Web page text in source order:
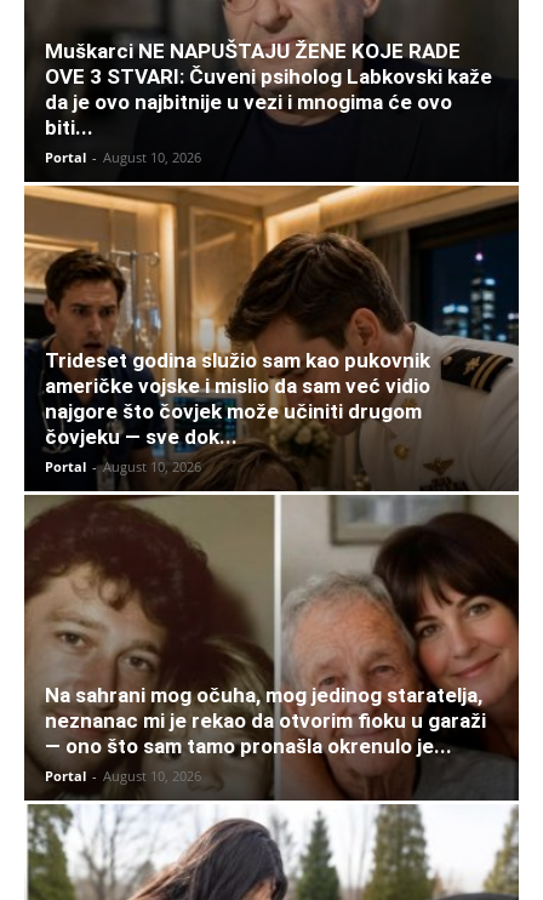
Muškarci NE NAPUŠTAJU ŽENE KOJE RADE
OVE 3 STVARI: Čuveni psiholog Labkovski kaže
da je ovo najbitnije u vezi i mnogima će ovo
biti...
Portal - August 10, 2026
Trideset godina služio sam kao pukovnik
američke vojske i mislio da sam već vidio
najgore što čovjek može učiniti drugom
čovjeku — sve dok...
Portal - August 10, 2026
Na sahrani mog očuha, mog jedinog staratelja,
neznanac mi je rekao da otvorim fioku u garaži
— ono što sam tamo pronašla okrenulo je...
Portal - August 10, 2026